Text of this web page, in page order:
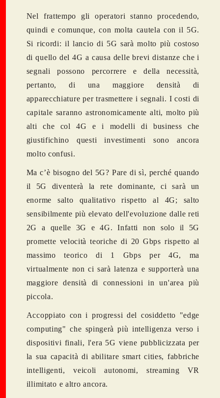
Nel frattempo gli operatori stannoprocedendo,
quindi e comunque, con molta cautela con il 5G.
Si ricordi: il lancio di 5G sarà molto più costoso
di quello del 4G a causa delle brevi distanze che i
segnali possono percorrere e della necessità,
pertanto, di una maggiore densità di
apparecchiature per trasmettere i segnali. I costi di
capitale saranno astronomicamente alti, molto più
alti che col 4G e i modelli di business che
giustifichino questi investimenti sono ancora
molto confusi.
Ma c’è bisogno del 5G? Pare di sì, perché quando
il 5G diventerà la rete dominante, ci sarà un
enorme salto qualitativo rispetto al 4G; salto
sensibilmente più elevato dell'evoluzione dalle reti
2G a quelle 3G e 4G. Infatti non solo il 5G
promette velocità teoriche di 20 Gbps rispetto al
massimo teorico di 1 Gbps per 4G, ma
virtualmente non ci sarà latenza e supporterà una
maggiore densità di connessioni in un'area più
piccola.
Accoppiato con i progressi del cosiddetto "edge
computing" che spingerà più intelligenza verso i
dispositivi finali, l'era 5G viene pubblicizzata per
la sua capacità di abilitare smart cities, fabbriche
intelligenti, veicoli autonomi,streaming VR
illimitato e altro ancora.